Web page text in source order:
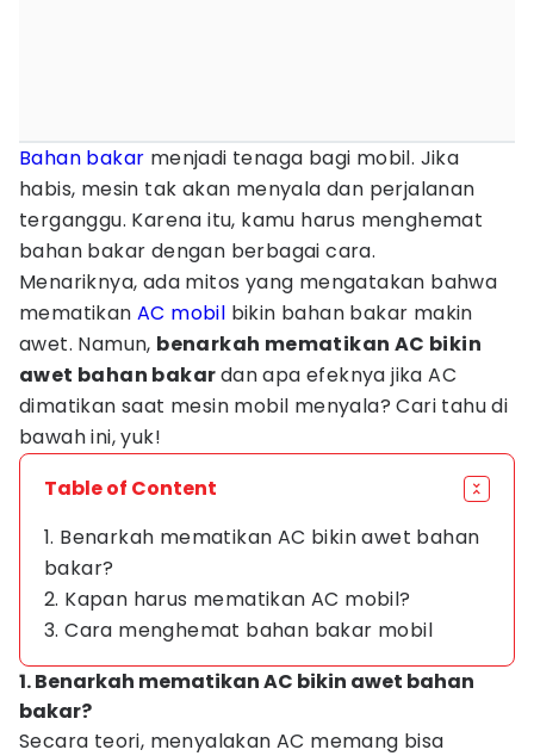
Bahan bakar menjadi tenaga bagi mobil. Jika
habis, mesin tak akan menyala dan perjalanan
terganggu. Karena itu, kamu harus menghemat
bahan bakar dengan berbagai cara.
Menariknya, ada mitos yang mengatakan bahwa
mematikanAC mobil bikin bahan bakar makin
awet. Namun, benarkah mematikan AC bikin
awet bahan bakardan apa efeknya jika AC
dimatikan saat mesin mobil menyala? Cari tahu di
bawah ini, yuk!
Table of Content
1. Benarkah mematikan AC bikin awet bahan
bakar?
2. Kapan harus mematikan AC mobil?
3. Cara menghemat bahan bakar mobil
1. Benarkah mematikan AC bikin awet bahan
bakar?
Secara teori, menyalakan AC memang bisa